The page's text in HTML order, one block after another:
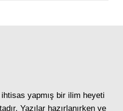
yapmış bir ilim heyeti
Yazılar hazırlanırken ve